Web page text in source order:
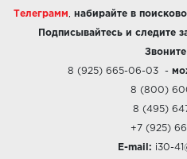
Телеграмм набирайте в
Подписывайтесь и следите
8 (925) 665-06-03-
8 (800)
8 (495)
+7 (925)
E-mail: i30-